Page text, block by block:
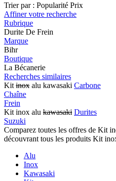
Trier par : Popularité Prix
Affiner votre recherche
Rubrique
Durite De Frein
Marque
Bihr
Boutique
La Bécanerie
Recherches similaires
Kit inox alu kawasaki Carbone
Chaîne
Frein
Kit inox alu kawasaki Durites
Suzuki
Comparez toutes les offres de Kit
découvrant tous les produits Kit
Alu
Inox
Kawasaki